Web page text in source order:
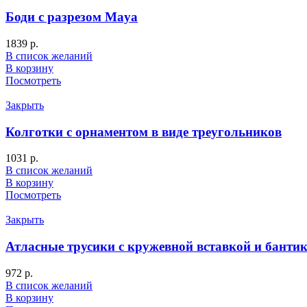
Боди с разрезом Maya
1839 р.
В список желаний
В корзину
Посмотреть
Закрыть
Колготки с орнаментом в виде треугольников
1031 р.
В список желаний
В корзину
Посмотреть
Закрыть
Атласные трусики с кружевной вставкой и
972 р.
В список желаний
В корзину